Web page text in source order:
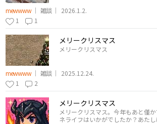
mewwww 雑談
2026.1.2.
1
1
メリークリスマス
メリークリスマス
mewwww 雑談
2025.12.24.
1
2
メリークリスマス
メリークリスマス。今年もあと僅
ネライフはいかがでしたか？あた